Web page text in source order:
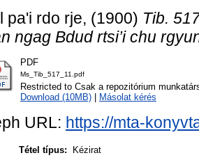
pa'i rdo rje, (1900) Tib.
ngag Bdud rtsi’i chu
PDF
Ms_Tib_517_11.pdf
Restricted to Csak a repozitórium
Download (10MB)
Másolat kérés
URL: https://mta-
Tétel típus:
Kézirat